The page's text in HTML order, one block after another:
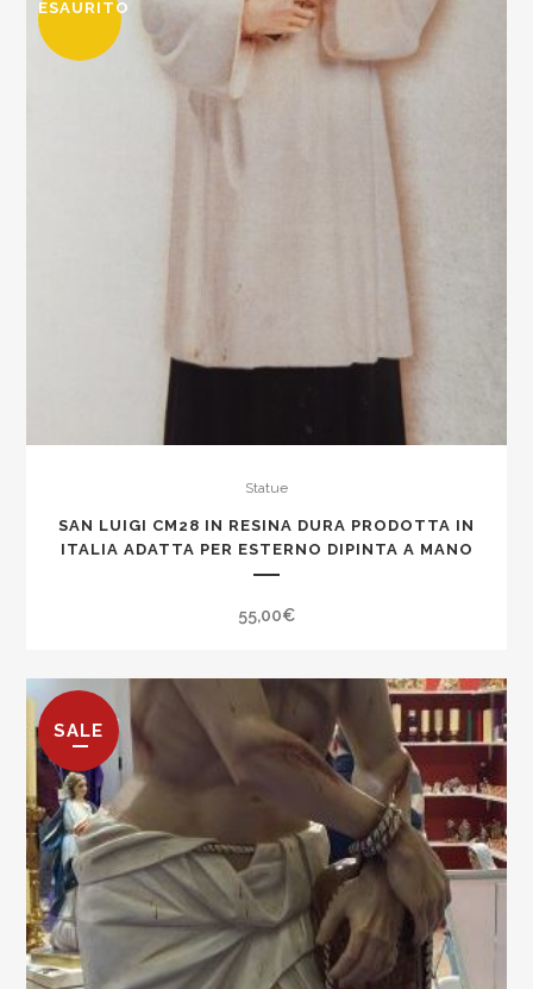
ESAURITO
Statue
SAN LUIGI CM28 IN RESINA DURA PRODOTTA IN
ITALIA ADATTA PER ESTERNO DIPINTA A MANO
55,00€
SALE